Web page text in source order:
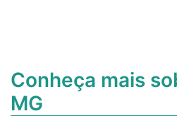
Conheça mais
MG